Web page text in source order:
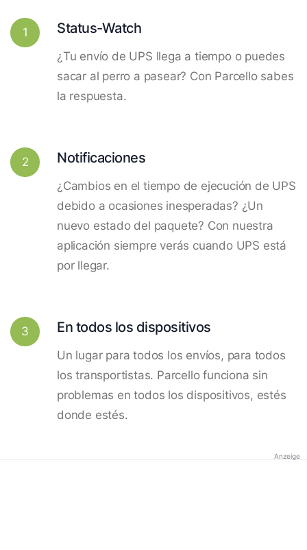
1 Status-Watch
¿Tu envío de UPS llega a tiempo o puedes
sacar al perro a pasear? Con Parcello sabes
la respuesta.
2 Notificaciones
¿Cambios en el tiempo de ejecución de UPS
debido a ocasiones inesperadas? ¿Un
nuevo estado del paquete? Con nuestra
aplicación siempre verás cuando UPS está
por llegar.
3 En todos los dispositivos
Un lugar para todos los envíos, para todos
los transportistas. Parcello funciona sin
problemas en todos los dispositivos, estés
donde estés.
Anzeige